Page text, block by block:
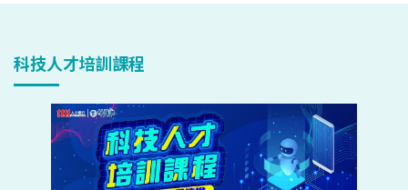
科技人才培訓課程